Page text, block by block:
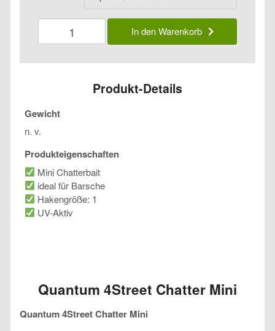
Quantum 4Street Chatter Mini
Quantum 4Street Chatter Mini
Quantum
Chatter
Mini
In den Warenkorb
Produkt-Details
Gewicht
n. v.
Produkteigenschaften
Mini Chatterbait
ideal für Barsche
Hakengröße: 1
UV-Aktiv